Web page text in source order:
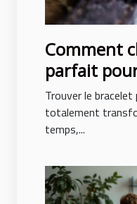
Comment
parfait
Trouver le
totalement
temps,...